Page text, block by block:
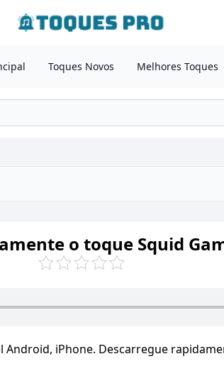
Toques Novos Melhores Toques
o toque Squid
iPhone. Descarregue